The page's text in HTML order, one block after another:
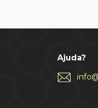
Ajuda?